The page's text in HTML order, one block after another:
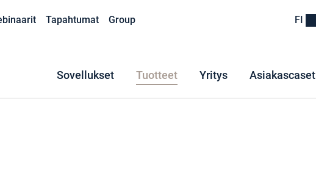
Tapahtumat Group FI
Sovellukset Tuotteet Yritys Asiakascaset